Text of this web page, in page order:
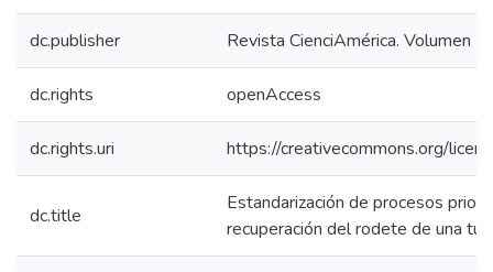
dc.publisher Revista CienciAmérica. Volumen
dc.rights openAccess
dc.rights.uri https://creativecommons.org/
dc.title
Estandarización de procesos
recuperación del rodete de una